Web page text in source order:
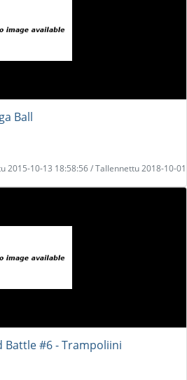
Ball
2015-10-13 18:58:56 / Tallennettu 2018-10-01
Battle #6 - Trampoliini